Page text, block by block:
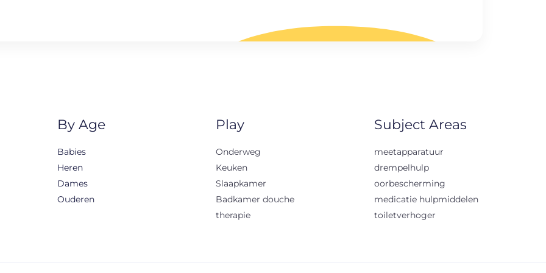
By Age
Babies
Heren
Dames
Ouderen
Play
Onderweg
Keuken
Slaapkamer
Badkamer douche
therapie
Subject Areas
meetapparatuur
drempelhulp
oorbescherming
medicatie hulpmiddelen
toiletverhoger